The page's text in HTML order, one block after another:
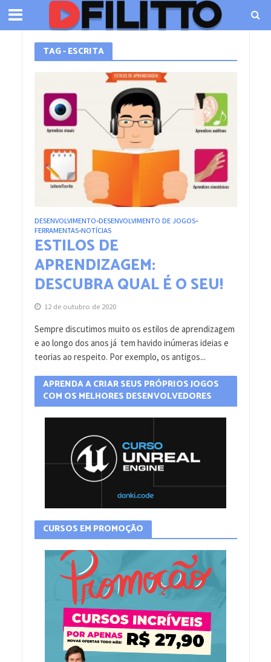
TAG - ESCRITA
DESENVOLVIMENTO•DESENVOLVIMENTO DE JOGOS•
FERRAMENTAS•NOTÍCIAS
ESTILOS DE
APRENDIZAGEM:
DESCUBRA QUAL É O SEU!
12 de outubro de 2020
Sempre discutimos muito os estilos de aprendizagem
e ao longo dos anos já tem havido inúmeras ideias e
teorias ao respeito. Por exemplo, os antigos...
APRENDA A CRIAR SEUS PRÓPRIOS JOGOS
COM OS MELHORES DESENVOLVEDORES
CURSOS EM PROMOÇÃO